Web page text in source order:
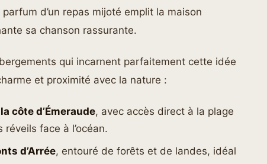
d’un repas mijoté emplit la maison
sa chanson rassurante.
qui incarnent parfaitement cette idée
et proximité avec la nature :
côte d’Émeraude, avec accès direct à la plage
face à l’océan.
d’Arrée, entouré de forêts et de landes, idéal